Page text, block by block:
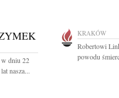
w dniu 22
nasza...
KRAKÓW
Robertowi
powodu